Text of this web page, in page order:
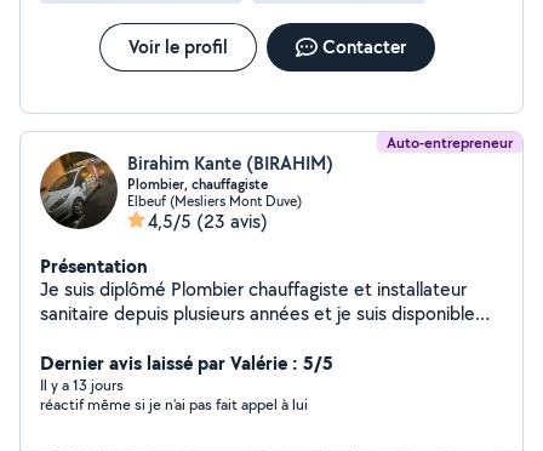
Voir le profil Contacter
Auto-entrepreneur
Birahim Kante (BIRAHIM)
Plombier, chauffagiste
Elbeuf (Mesliers Mont Duve)
4,5/5 (23 avis)
Présentation
Je suis diplômé Plombier chauffagiste et installateur
sanitaire depuis plusieurs années et je suis disponible
chez vous n'hésitez pas me contacter merci
Dernier avis laissé par Valérie : 5/5
Il y a 13 jours
réactif même si je n'ai pas fait appel à lui